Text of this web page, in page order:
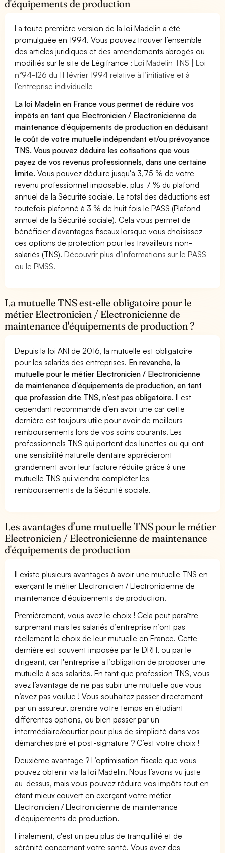
d'équipements de production
La toute première version de la loi Madelin a été
promulguée en 1994. Vous pouvez trouver l’ensemble
des articles juridiques et des amendements abrogés ou
modifiés sur le site de Légifrance :Loi Madelin TNS | Loi
n°94-126 du 11 février 1994 relative à l’initiative et à
l’entreprise individuelle
La loi Madelin en France vous permet de réduire vos
impôts en tant que Electronicien / Electronicienne de
maintenance d'équipements de production en déduisant
le coût de votre mutuelle indépendant et/ou prévoyance
TNS. Vous pouvez déduire les cotisations que vous
payez de vos revenus professionnels, dans une certaine
limite.Vous pouvez déduire jusqu'à 3,75 % de votre
revenu professionnel imposable, plus 7 % du plafond
annuel de la Sécurité sociale. Le total des déductions est
toutefois plafonné à 3 % de huit fois le PASS (Plafond
annuel de la Sécurité sociale). Cela vous permet de
bénéficier d'avantages fiscaux lorsque vous choisissez
ces options de protection pour les travailleurs non-
salariés (TNS).Découvrir plus d’informations sur le PASS
ou le PMSS.
La mutuelle TNS est-elle obligatoire pour le
métier Electronicien / Electronicienne de
maintenance d'équipements de production ?
Depuis la loi ANI de 2016, la mutuelle est obligatoire
pour les salariés des entreprises. En revanche, la
mutuelle pour le métier Electronicien / Electronicienne
de maintenance d'équipements de production, en tant
que profession dite TNS, n’est pas obligatoire.Il est
cependant recommandé d’en avoir une car cette
dernière est toujours utile pour avoir de meilleurs
remboursements lors de vos soins courants. Les
professionnels TNS qui portent des lunettes ou qui ont
une sensibilité naturelle dentaire apprécieront
grandement avoir leur facture réduite grâce à une
mutuelle TNS qui viendra compléter les
remboursements de la Sécurité sociale.
Les avantages d’une mutuelle TNS pour le métier
Electronicien / Electronicienne de maintenance
d'équipements de production
Il existe plusieurs avantages à avoir une mutuelle TNS en
exerçant le métier Electronicien / Electronicienne de
maintenance d'équipements de production.
Premièrement, vous avez le choix ! Cela peut paraître
surprenant mais les salariés d’entreprise n’ont pas
réellement le choix de leur mutuelle en France. Cette
dernière est souvent imposée par le DRH, ou par le
dirigeant, car l'entreprise a l’obligation de proposer une
mutuelle à ses salariés. En tant que profession TNS, vous
avez l’avantage de ne pas subir une mutuelle que vous
n’avez pas voulue ! Vous souhaitez passer directement
par un assureur, prendre votre temps en étudiant
différentes options, ou bien passer par un
intermédiaire/courtier pour plus de simplicité dans vos
démarches pré et post-signature ? C’est votre choix !
Deuxième avantage ? L’optimisation fiscale que vous
pouvez obtenir via la loi Madelin. Nous l’avons vu juste
au-dessus, mais vous pouvez réduire vos impôts tout en
étant mieux couvert en exerçant votre métier
Electronicien / Electronicienne de maintenance
d'équipements de production.
Finalement, c'est un peu plus de tranquillité et de
sérénité concernant votre santé. Vous avez des